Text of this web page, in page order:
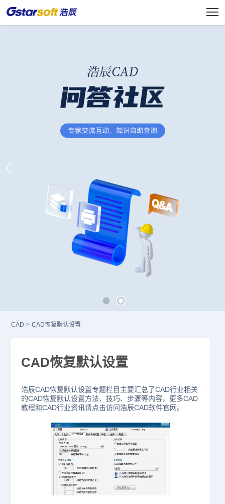
CAD > CAD恢复默认设置
CAD恢复默认设置
浩辰CAD恢复默认设置专题栏目主要汇总了CAD行业相关
的CAD恢复默认设置方法、技巧、步骤等内容，更多CAD
教程和CAD行业资讯请点击访问浩辰CAD软件官网。